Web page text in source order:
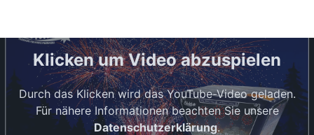
Klicken um Video abzuspielen
Durch das Klicken wird das YouTube-Video geladen.
Für nähere Informationen beachten Sie unsere
Datenschutzerklärung.